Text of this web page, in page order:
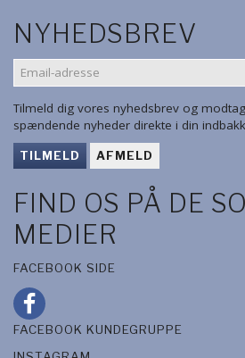
NYHEDSBREV
EMAIL-
ADRESSE
Tilmeld dig vores nyhedsbrev og
spændende nyheder direkte i din
TILMELD AFMELD
FIND OS PÅ DE
MEDIER
FACEBOOK SIDE
FACEBOOK KUNDEGRUPPE